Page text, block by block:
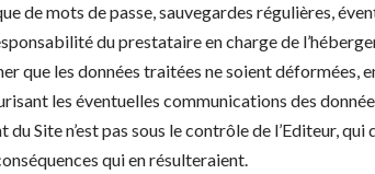
de mots de passe, sauvegardes régulières,
du prestataire en charge de
que les données traitées ne soient déformées,
les éventuelles communications des
Site n’est pas sous le contrôle de l’Editeur, qui
qui en résulteraient.